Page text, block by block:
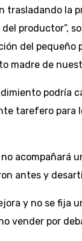
la
productor”,
del
madre de
podría
tarefero
acompañará
antes y
y no se fija
vender por